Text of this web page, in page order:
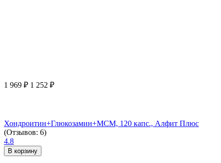
1 969 ₽ 1 252 ₽
Хондроитин+Глюкозамин+МСМ, 120 капс., Алфит Плюс
(Отзывов: 6)
4.8
В корзину